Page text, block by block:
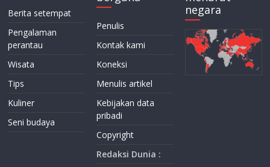
Berita setempat
Pengalaman
perantau
Wisata
Tips
Kuliner
Seni budaya
Penulis
Kontak kami
Koneksi
Menulis artikel
Kebijakan data
pribadi
Copyright
Redaksi Dunia :
negara